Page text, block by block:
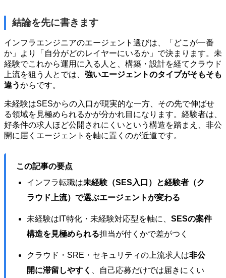
結論を先に書きます
インフラエンジニアのエージェント選びは、「どこが一番
か」より「自分がどのレイヤーにいるか」で決まります。未
経験でこれから運用に入る人と、構築・設計を経てクラウド
上流を狙う人とでは、 強いエージェントのタイプがそもそも
違うからです。
未経験はSESからの入口が現実的な一方、その先で伸ばせ
る領域を見極められるかが分かれ目になります。経験者は、
好条件の求人ほど公開されにくいという構造を踏まえ、非公
開に届くエージェントを軸に置くのが近道です。
この記事の要点
インフラ転職は未経験（SES入口）と経験者（ク
ラウド上流）で選ぶエージェントが変わる
未経験はIT特化・未経験対応型を軸に、 SESの案件
構造を見極められる担当が付くかで差がつく
クラウド・SRE・セキュリティの上流求人は非公
開に滞留しやすく
、自己応募だけでは届きにくい